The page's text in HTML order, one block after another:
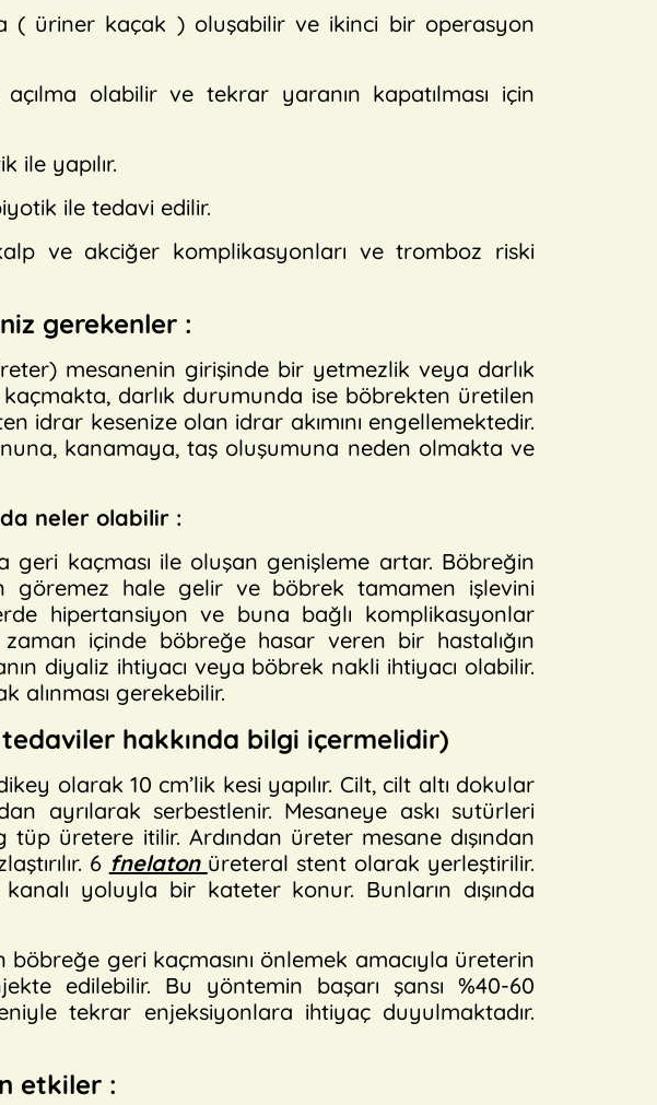
( üriner kaçak ) oluşabilir ve ikinci bir operasyon
olabilir ve tekrar yaranın kapatılması için
ile yapılır.
ile tedavi edilir.
ve akciğer komplikasyonları ve tromboz riski
gerekenler :
mesanenin girişinde bir yetmezlik veya darlık
darlık durumunda ise böbrekten üretilen
kesenize olan idrar akımını engellemektedir.
kanamaya, taş oluşumuna neden olmakta ve
neler olabilir :
geri kaçması ile oluşan genişleme artar. Böbreğin
göremez hale gelir ve böbrek tamamen işlevini
hipertansiyon ve buna bağlı komplikasyonlar
içinde böbreğe hasar veren bir hastalığın
diyaliz ihtiyacı veya böbrek nakli ihtiyacı olabilir.
alınması gerekebilir.
hakkında bilgi içermelidir)
olarak 10 cm’lik kesi yapılır. Cilt, cilt altı dokular
ayrılarak serbestlenir. Mesaneye askı sutürleri
üretere itilir. Ardından üreter mesane dışından
6 fnelaton üreteral stent olarak yerleştirilir.
yoluyla bir kateter konur. Bunların dışında
geri kaçmasını önlemek amacıyla üreterin
edilebilir. Bu yöntemin başarı şansı %40-60
tekrar enjeksiyonlara ihtiyaç duyulmaktadır.
etkiler :